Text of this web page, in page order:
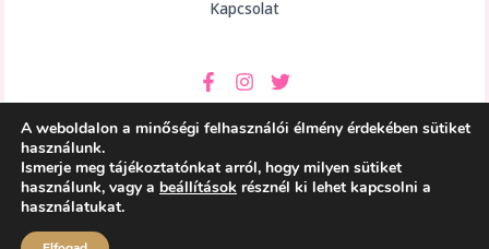
Kapcsolat
Copyright © 2026 aHely Étterem
A weboldalon a minőségi felhasználói élmény érdekében sütiket
használunk.
Ismerje meg tájékoztatónkat arról, hogy milyen sütiket
használunk, vagy a beállítások résznél ki lehet kapcsolni a
használatukat.